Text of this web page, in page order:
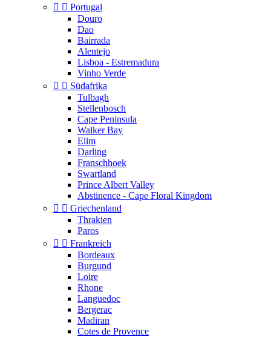
  Portugal
Douro
Dao
Bairrada
Alentejo
Lisboa - Estremadura
Vinho Verde
  Südafrika
Tulbagh
Stellenbosch
Cape Peninsula
Walker Bay
Elim
Darling
Franschhoek
Swartland
Prince Albert Valley
Abstinence - Cape Floral Kingdom
  Griechenland
Thrakien
Paros
  Frankreich
Bordeaux
Burgund
Loire
Rhone
Languedoc
Bergerac
Madiran
Cotes de Provence